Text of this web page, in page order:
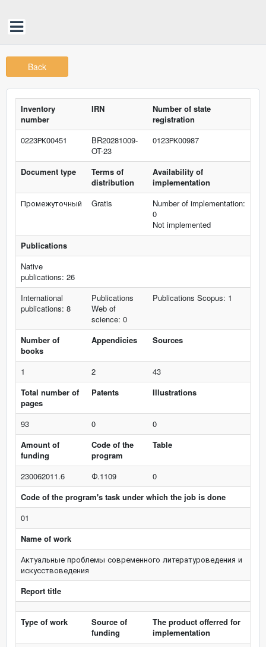
Back
Inventory
number
IRN
Number of state
registration
0223РК00451
BR20281009-
OT-23
0123РК00987
Document type
Terms of
distribution
Availability of
implementation
Промежуточный
Gratis
Number of implementation:
0
Not implemented
Publications
Native
publications: 26
International
publications: 8
Publications
Web of
science: 0
Publications Scopus: 1
Number of
books
Appendicies Sources
1 2
43
Total number of
pages
Patents Illustrations
93 0
0
Amount of
funding
Code of the
program
Table
230062011.6 Ф.1109
0
Code of the program's task under which the job is done
01
Name of work
Актуальные проблемы современного литературоведения и
искусствоведения
Report title
Type of work
Source of
funding
The product offerred for
implementation